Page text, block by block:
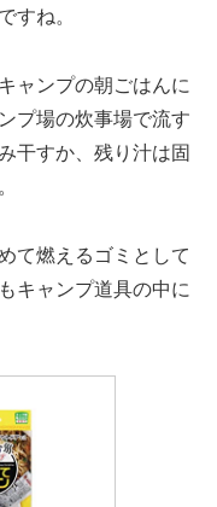
すね。
ャンプの朝ごはんに
プ場の炊事場で流す
干すか、残り汁は固
て燃えるゴミとして
キャンプ道具の中に